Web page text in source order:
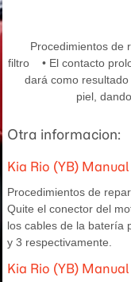
Procedimientos de
filtro • El contacto
dará como
piel,
Otra informacion:
Kia Rio (YB)
Procedimientos de
Quite el conector del
los cables de la batería
y 3 respectivamente.
Kia Rio (YB)